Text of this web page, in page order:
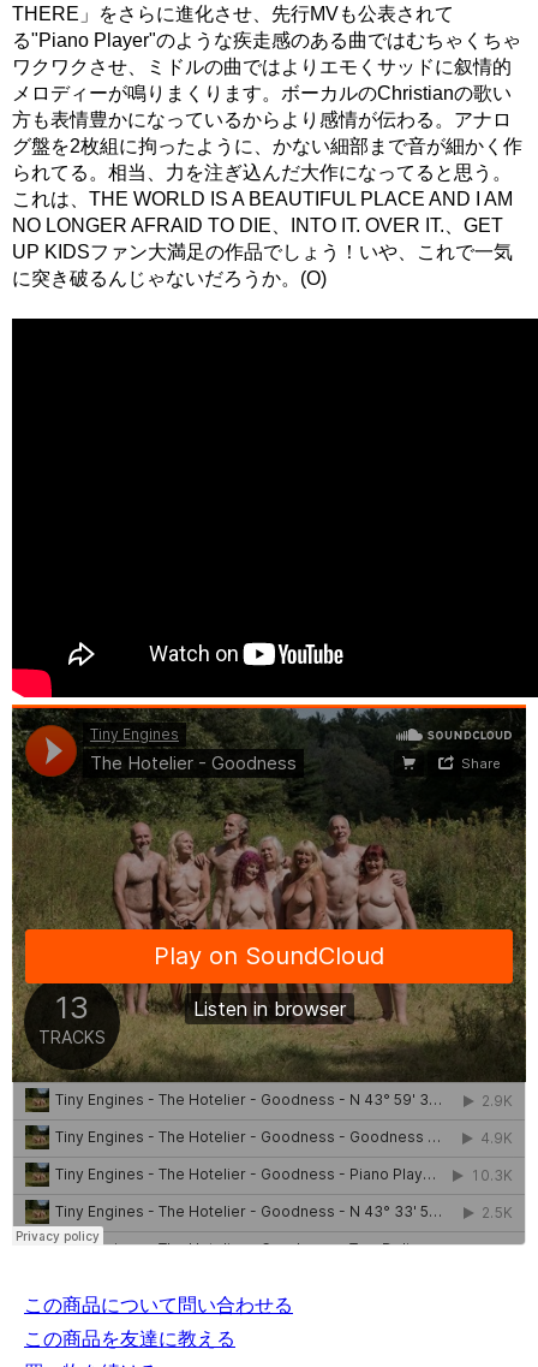
THERE」をさらに進化させ、先行MVも公表されて
る"Piano Player"のような疾走感のある曲ではむちゃくちゃ
ワクワクさせ、ミドルの曲ではよりエモくサッドに叙情的
メロディーが鳴りまくります。ボーカルのChristianの歌い
方も表情豊かになっているからより感情が伝わる。アナロ
グ盤を2枚組に拘ったように、かない細部まで音が細かく作
られてる。相当、力を注ぎ込んだ大作になってると思う。
これは、THE WORLD IS A BEAUTIFUL PLACE AND I AM
NO LONGER AFRAID TO DIE、INTO IT. OVER IT.、GET
UP KIDSファン大満足の作品でしょう！いや、これで一気
に突き破るんじゃないだろうか。(O)
この商品について問い合わせる
この商品を友達に教える